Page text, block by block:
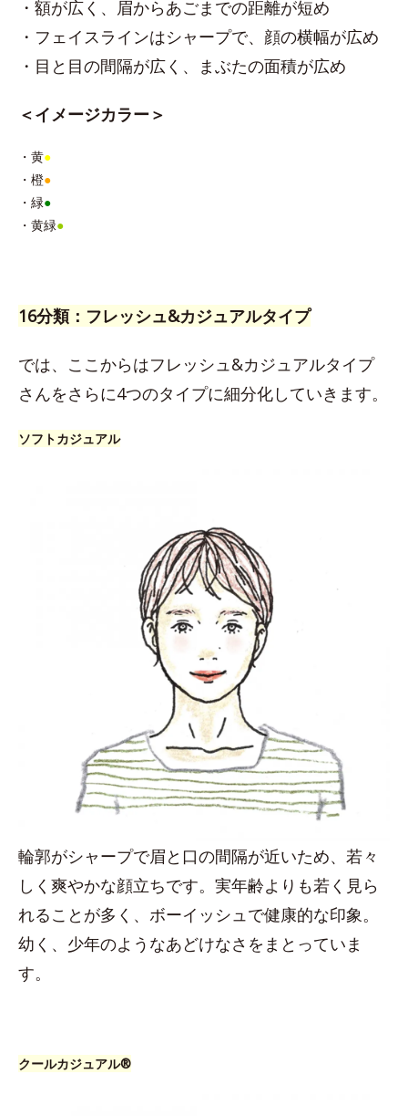
・額が広く、眉からあごまでの距離が短め
・フェイスラインはシャープで、顔の横幅が広め
・目と目の間隔が広く、まぶたの面積が広め
＜イメージカラー＞
・黄●
・橙●
・緑●
・黄緑●
16分類：フレッシュ&カジュアルタイプ
では、ここからはフレッシュ&カジュアルタイプ
さんをさらに4つのタイプに細分化していきます。
ソフトカジュアル
輪郭がシャープで眉と口の間隔が近いため、若々
しく爽やかな顔立ちです。実年齢よりも若く見ら
れることが多く、ボーイッシュで健康的な印象。
幼く、少年のようなあどけなさをまとっていま
す。
クールカジュアル®